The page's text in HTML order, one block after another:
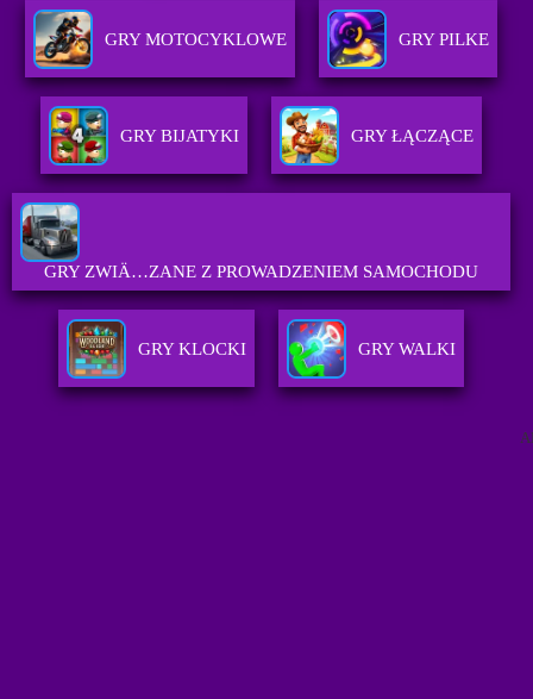
GRY MOTOCYKLOWE GRY PILKE
GRY BIJATYKI GRY ŁĄCZĄCE
GRY ZWIÄ…ZANE Z PROWADZENIEM SAMOCHODU
GRY KLOCKI GRY WALKI